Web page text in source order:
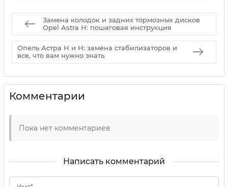
Замена колодок и задних тормозных дисков
Opel Astra H: пошаговая инструкция
Опель Астра H и Н: замена стабилизаторов и
все, что вам нужно знать
Комментарии
Пока нет комментариев
Написать комментарий